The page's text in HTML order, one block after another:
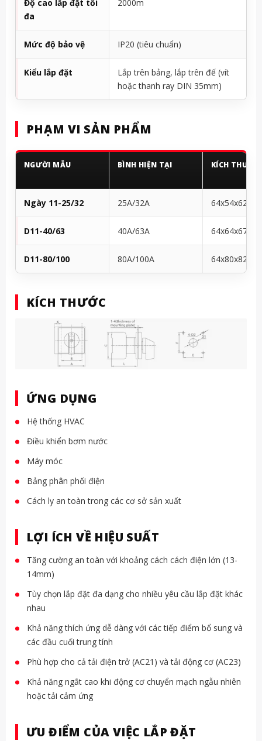
Độ cao lắp đặt tối
đa
2000m
Mức độ bảo vệ IP20 (tiêu chuẩn)
Kiểu lắp đặt
Lắp trên bảng, lắp trên đế (vít
hoặc thanh ray DIN 35mm)
PHẠM VI SẢN PHẨM
NGƯỜI MẪU BÌNH HIỆN TẠI KÍCH
Ngày 11-25/32 25A/32A 64x54x62
D11-40/63 40A/63A 64x64x67
D11-80/100 80A/100A 64x80x82
KÍCH THƯỚC
ỨNG DỤNG
Hệ thống HVAC
Điều khiển bơm nước
Máy móc
Bảng phân phối điện
Cách ly an toàn trong các cơ sở sản xuất
LỢI ÍCH VỀ HIỆU SUẤT
Tăng cường an toàn với khoảng cách cách điện lớn (13-
14mm)
Tùy chọn lắp đặt đa dạng cho nhiều yêu cầu lắp đặt khác
nhau
Khả năng thích ứng dễ dàng với các tiếp điểm bổ sung và
các đầu cuối trung tính
Phù hợp cho cả tải điện trở (AC21) và tải động cơ (AC23)
Khả năng ngắt cao khi động cơ chuyển mạch ngẫu nhiên
hoặc tải cảm ứng
ƯU ĐIỂM CỦA VIỆC LẮP ĐẶT